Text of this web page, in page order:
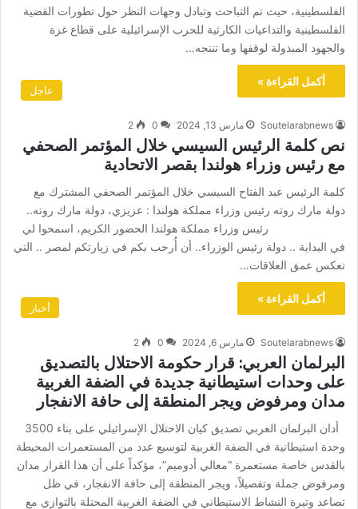
الفلسطينية، حيث تم التباحث وتبادل وجهات النظر حول تطورات القضية
الفلسطينية والتداعيات الكارثية للحرب الإسرائيلية على قطاع غزة
والجهود المبذولة لوقفها وما تنتجه…
أكمل القراءة »
عاجل
Soutelarabnews مارس 13, 2024 0
2
نص كلمة الرئيس السيسي خلال المؤتمر الصحفي
مع رئيس وزراء هولندا بقصر الاتحادية
كلمة الرئيس عبد الفتاح السيسي خلال المؤتمر الصحفي المشترك مع
دولة مارك روته رئيس وزراء مملكة هولندا : عزيزي، دولة مارك روته..
رئيس وزراء مملكة هولندا الحضور الكريم، اسمحوا لي
في البداية .. دولة رئيس الوزراء.. أن أُرحب بكم في زيارتكم لمصر .. التي
تعكس عمق العلاقات…
أكمل القراءة »
أخبار
Soutelarabnews مارس 6, 2024 0
2
البرلمان العربي: قرار حكومة الاحتلال بالتصديق
على وحدات استيطانية جديدة في الضفة الغربية
مدان ومرفوض ويجر المنطقة إلى حافة الانفجار
أدان البرلمان العربي تصديق كيان الاحتلال الإسرائيلي على بناء 3500
وحدة استيطانية في الضفة الغربية لتوسيع عدد من المستعمرات المحيطة
بالقدس خاصة مستعمرة “معالي أدوميم”، مؤكداً على أن هذا القرار مدان
ومرفوض جملة وتفصيلاً، ويجر المنطقة إلى حافة الانفجار، في ظل
تصاعد وتيرة النشاط الاستيطاني في الضفة الغربية المحتلة بالتوازي مع